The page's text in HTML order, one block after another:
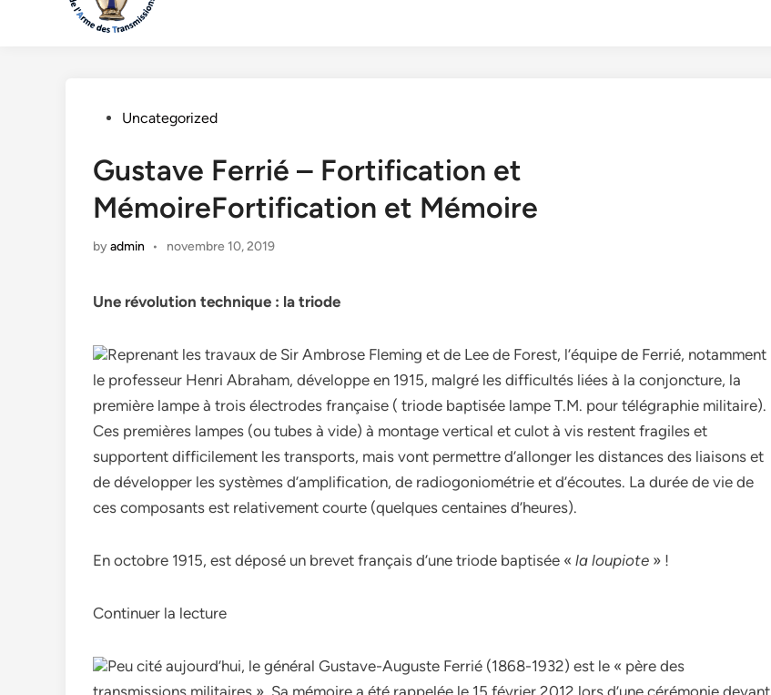
PostedUncategorized
Gustave Ferrié – Fortification et
MémoireFortification et Mémoire
byadmin • novembre 10, 2019
Une révolution technique : la triode
Reprenant les travaux de Sir Ambrose Fleming et de Lee de Forest, l’équipe de Ferrié, notamment
le professeur Henri Abraham, développe en 1915, malgré les difficultés liées à la conjoncture, la
première lampe à trois électrodes française ( triode baptisée lampe T.M. pour télégraphie militaire).
Ces premières lampes (ou tubes à vide) à montage vertical et culot à vis restent fragiles et
supportent difficilement les transports, mais vont permettre d’allonger les distances des liaisons et
de développer les systèmes d’amplification, de radiogoniométrie et d’écoutes. La durée de vie de
ces composants est relativement courte (quelques centaines d’heures).
En octobre 1915, est déposé un brevet français d’une triode baptisée « la loupiote » !
Continuer la lecture
Peu cité aujourd’hui, le général Gustave-Auguste Ferrié (1868-1932) est le « père des
transmissions militaires ». Sa mémoire a été rappelée le 15 février 2012 lors d’une cérémonie devant